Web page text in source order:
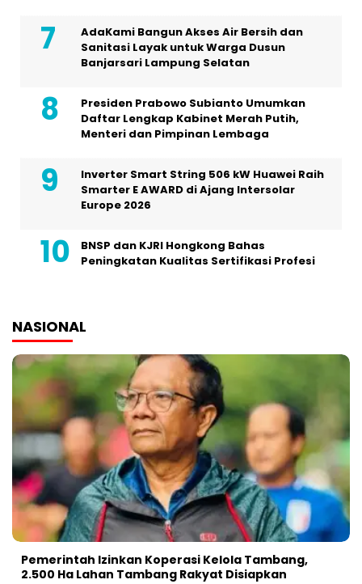
AdaKami Bangun Akses Air Bersih dan
Sanitasi Layak untuk Warga Dusun
Banjarsari Lampung Selatan
Presiden Prabowo Subianto Umumkan
Daftar Lengkap Kabinet Merah Putih,
Menteri dan Pimpinan Lembaga
Inverter Smart String 506 kW Huawei Raih
Smarter E AWARD di Ajang Intersolar
Europe 2026
BNSP dan KJRI Hongkong Bahas
Peningkatan Kualitas Sertifikasi Profesi
NASIONAL
Pemerintah Izinkan Koperasi Kelola Tambang,
2.500 Ha Lahan Tambang Rakyat Disiapkan